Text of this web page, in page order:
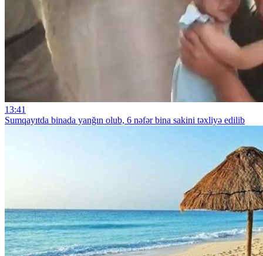
13:41
Sumqayıtda binada yanğın olub, 6 nəfər bina sakini təxliyə edilib